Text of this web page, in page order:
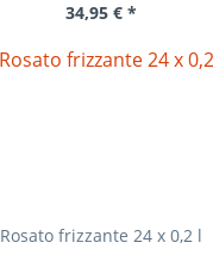
34,95 € *
Rosato frizzante 24 x 0,2 l